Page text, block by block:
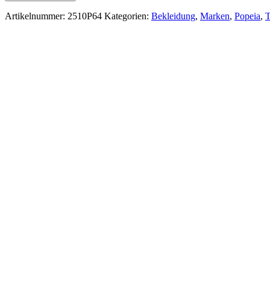
Artikelnummer: 2510P64 Kategorien: Bekleidung, Marken, Popeia,